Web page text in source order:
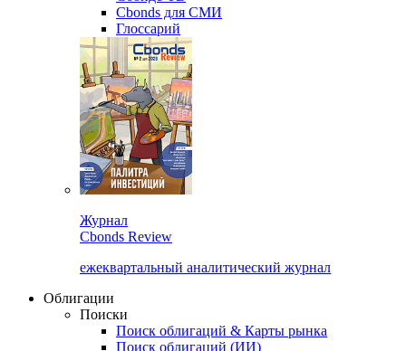
Новости & Research Hub
Новости рынка
Research Hub
Сбондс-ТВ
Cbonds для СМИ
Глоссарий
Cbonds Review
ежеквартальный аналитический журнал